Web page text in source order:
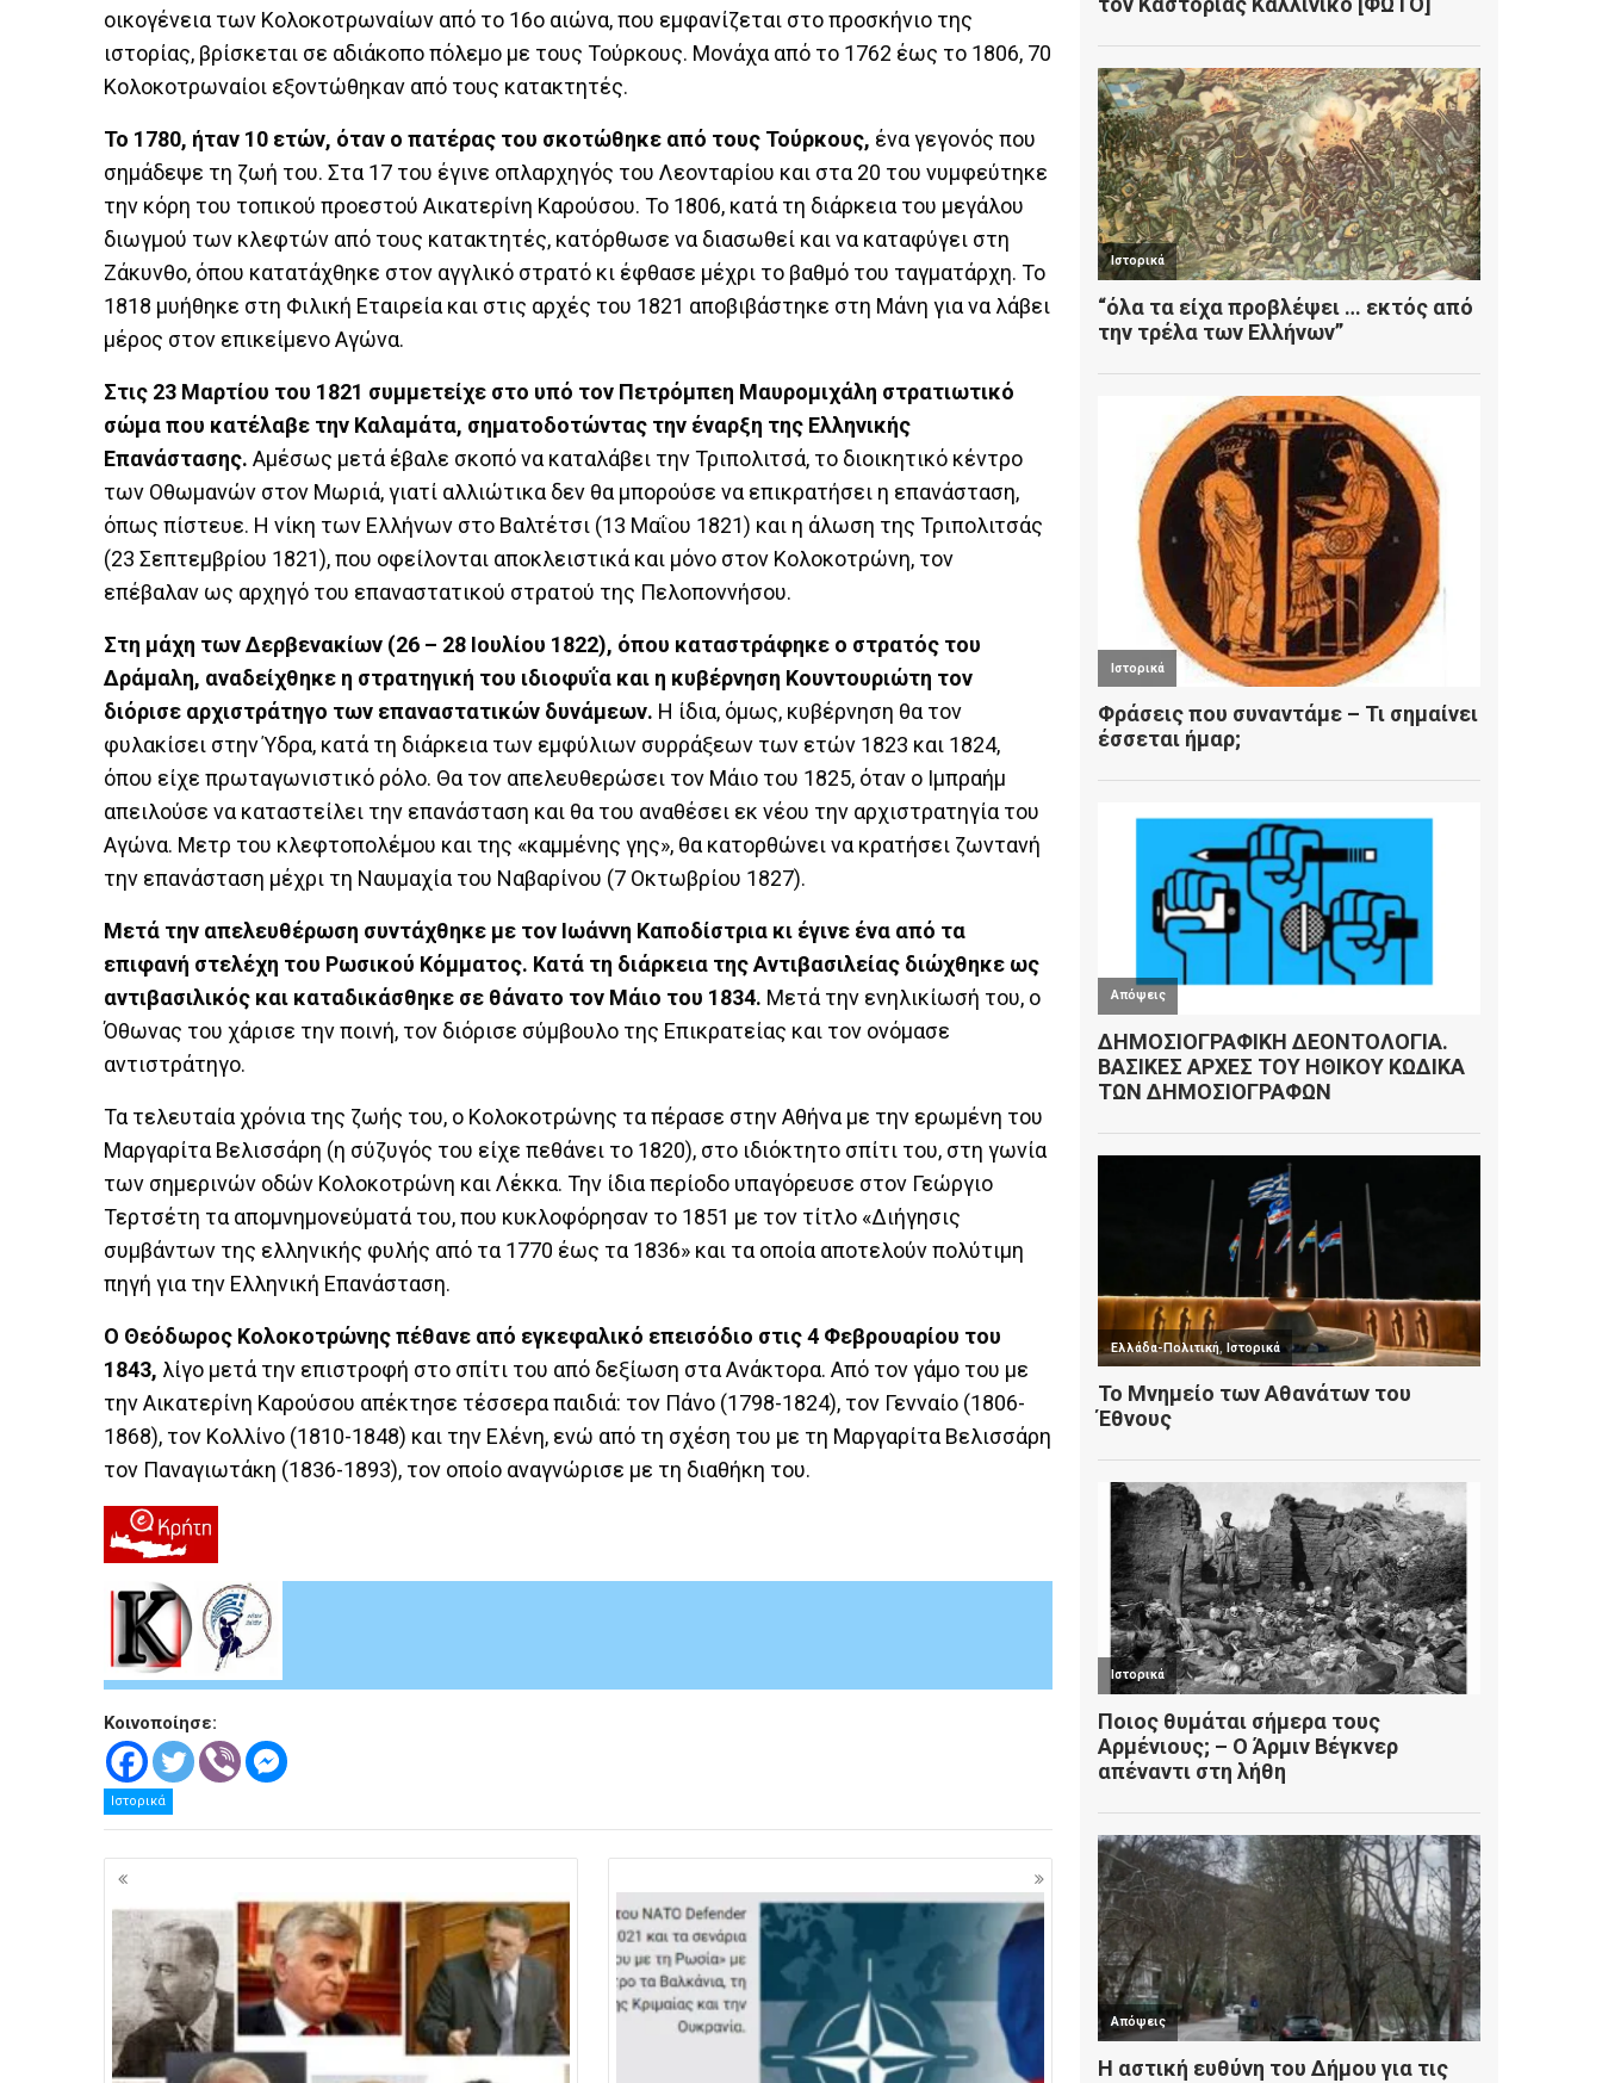
οικογένεια των Κολοκοτρωναίων από το 16ο αιώνα, που εμφανίζεται στο προσκήνιο της
ιστορίας, βρίσκεται σε αδιάκοπο πόλεμο με τους Τούρκους. Μονάχα από το 1762 έως το 1806, 70
Κολοκοτρωναίοι εξοντώθηκαν από τους κατακτητές.
Το 1780, ήταν 10 ετών, όταν ο πατέρας του σκοτώθηκε από τους Τούρκους, ένα γεγονός που
σημάδεψε τη ζωή του. Στα 17 του έγινε οπλαρχηγός του Λεονταρίου και στα 20 του νυμφεύτηκε
την κόρη του τοπικού προεστού Αικατερίνη Καρούσου. Το 1806, κατά τη διάρκεια του μεγάλου
διωγμού των κλεφτών από τους κατακτητές, κατόρθωσε να διασωθεί και να καταφύγει στη
Ζάκυνθο, όπου κατατάχθηκε στον αγγλικό στρατό κι έφθασε μέχρι το βαθμό του ταγματάρχη. Το
1818 μυήθηκε στη Φιλική Εταιρεία και στις αρχές του 1821 αποβιβάστηκε στη Μάνη για να λάβει
μέρος στον επικείμενο Αγώνα.
Στις 23 Μαρτίου του 1821 συμμετείχε στο υπό τον Πετρόμπεη Μαυρομιχάλη στρατιωτικό
σώμα που κατέλαβε την Καλαμάτα, σηματοδοτώντας την έναρξη της Ελληνικής
Επανάστασης. Αμέσως μετά έβαλε σκοπό να καταλάβει την Τριπολιτσά, το διοικητικό κέντρο
των Οθωμανών στον Μωριά, γιατί αλλιώτικα δεν θα μπορούσε να επικρατήσει η επανάσταση,
όπως πίστευε. Η νίκη των Ελλήνων στο Βαλτέτσι (13 Μαΐου 1821) και η άλωση της Τριπολιτσάς
(23 Σεπτεμβρίου 1821), που οφείλονται αποκλειστικά και μόνο στον Κολοκοτρώνη, τον
επέβαλαν ως αρχηγό του επαναστατικού στρατού της Πελοποννήσου.
Στη μάχη των Δερβενακίων (26 – 28 Ιουλίου 1822), όπου καταστράφηκε ο στρατός του
Δράμαλη, αναδείχθηκε η στρατηγική του ιδιοφυΐα και η κυβέρνηση Κουντουριώτη τον
διόρισε αρχιστράτηγο των επαναστατικών δυνάμεων. Η ίδια, όμως, κυβέρνηση θα τον
φυλακίσει στην Ύδρα, κατά τη διάρκεια των εμφύλιων συρράξεων των ετών 1823 και 1824,
όπου είχε πρωταγωνιστικό ρόλο. Θα τον απελευθερώσει τον Μάιο του 1825, όταν ο Ιμπραήμ
απειλούσε να καταστείλει την επανάσταση και θα του αναθέσει εκ νέου την αρχιστρατηγία του
Αγώνα. Μετρ του κλεφτοπολέμου και της «καμμένης γης», θα κατορθώνει να κρατήσει ζωντανή
την επανάσταση μέχρι τη Ναυμαχία του Ναβαρίνου (7 Οκτωβρίου 1827).
Μετά την απελευθέρωση συντάχθηκε με τον Ιωάννη Καποδίστρια κι έγινε ένα από τα
επιφανή στελέχη του Ρωσικού Κόμματος. Κατά τη διάρκεια της Αντιβασιλείας διώχθηκε ως
αντιβασιλικός και καταδικάσθηκε σε θάνατο τον Μάιο του 1834. Μετά την ενηλικίωσή του, ο
Όθωνας του χάρισε την ποινή, τον διόρισε σύμβουλο της Επικρατείας και τον ονόμασε
αντιστράτηγο.
Τα τελευταία χρόνια της ζωής του, ο Κολοκοτρώνης τα πέρασε στην Αθήνα με την ερωμένη του
Μαργαρίτα Βελισσάρη (η σύζυγός του είχε πεθάνει το 1820), στο ιδιόκτητο σπίτι του, στη γωνία
των σημερινών οδών Κολοκοτρώνη και Λέκκα. Την ίδια περίοδο υπαγόρευσε στον Γεώργιο
Τερτσέτη τα απομνημονεύματά του, που κυκλοφόρησαν το 1851 με τον τίτλο «Διήγησις
συμβάντων της ελληνικής φυλής από τα 1770 έως τα 1836» και τα οποία αποτελούν πολύτιμη
πηγή για την Ελληνική Επανάσταση.
Ο Θεόδωρος Κολοκοτρώνηςπέθανε από εγκεφαλικό επεισόδιο στις 4 Φεβρουαρίου του
1843, λίγο μετά την επιστροφή στο σπίτι του από δεξίωση στα Ανάκτορα. Από τον γάμο του με
την Αικατερίνη Καρούσου απέκτησε τέσσερα παιδιά: τον Πάνο (1798-1824), τον Γενναίο (1806-
1868), τον Κολλίνο (1810-1848) και την Ελένη, ενώ από τη σχέση του με τη Μαργαρίτα Βελισσάρη
τον Παναγιωτάκη (1836-1893), τον οποίο αναγνώρισε με τη διαθήκη του.
Κοινοποίησε:
Ιστορικά
Πλοήγηση